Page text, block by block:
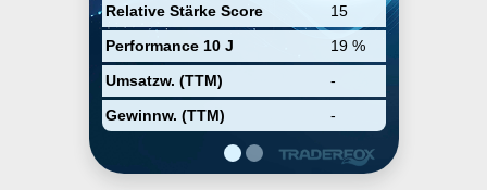
Relative Stärke Score
15
Performance 10 J
19 %
Umsatzw. (TTM)
-
Gewinnw. (TTM)
-